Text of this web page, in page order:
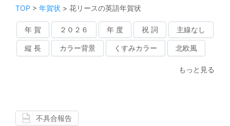
TOP > 年賀状 > 花リースの英語年賀状
年 賀 ２０２６ 年 度 祝 詞 主線なし
縦 長 カラー背景 くすみカラー 北欧風
もっと見る
不具合報告